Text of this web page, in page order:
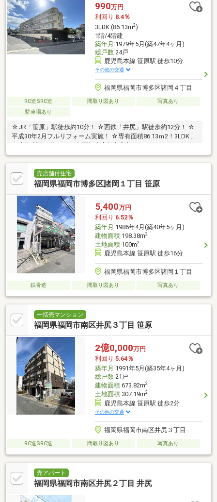
990万円
利回り 8.4％
3LDK (86.13m2)
1階/4階建
築年月 1979年5月(築47年4ヶ月)
総戸数24戸
鹿児島本線 笹原駅 徒歩10分
その他の交通
福岡県福岡市博多区諸岡４丁目
RC造SRC造 間取り図あり
写真あり
駐車場あり
☆JR「笹原」駅徒歩約10分！ ☆西鉄「井尻」駅徒歩約12分！ ☆
平成30年2月フルリフォーム実施！ ☆専有面積86.13ｍ2！3LDK！
☆表面利回り約8.4%！年間想定家賃収入額84万円！
売店舗付住宅
福岡県福岡市博多区諸岡１丁目 笹原
5,400万円
利回り 6.52％
築年月 1986年4月(築40年5ヶ月)
建物面積198.38m2
土地面積100m2
鹿児島本線 笹原駅 徒歩16分
福岡県福岡市博多区諸岡１丁目
鉄骨造 間取り図あり 写真あり
一括売マンション
福岡県福岡市南区井尻３丁目 笹原
2億0,000万円
利回り 5.64％
築年月 1991年5月(築35年4ヶ月)
総戸数21戸
建物面積673.82m2
土地面積307.19m2
鹿児島本線 笹原駅 徒歩2分
その他の交通
福岡県福岡市南区井尻３丁目
RC造SRC造 間取り図あり 写真あり
売アパート
福岡県福岡市南区井尻２丁目 井尻